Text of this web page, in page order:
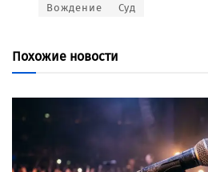
Вождение
Суд
Похожие новости